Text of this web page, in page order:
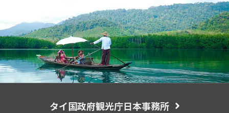
タイ国政府観光庁日本事務所